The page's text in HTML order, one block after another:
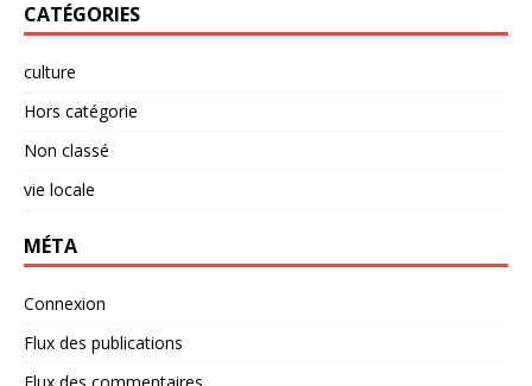
CATÉGORIES
culture
Hors catégorie
Non classé
vie locale
MÉTA
Connexion
Flux des publications